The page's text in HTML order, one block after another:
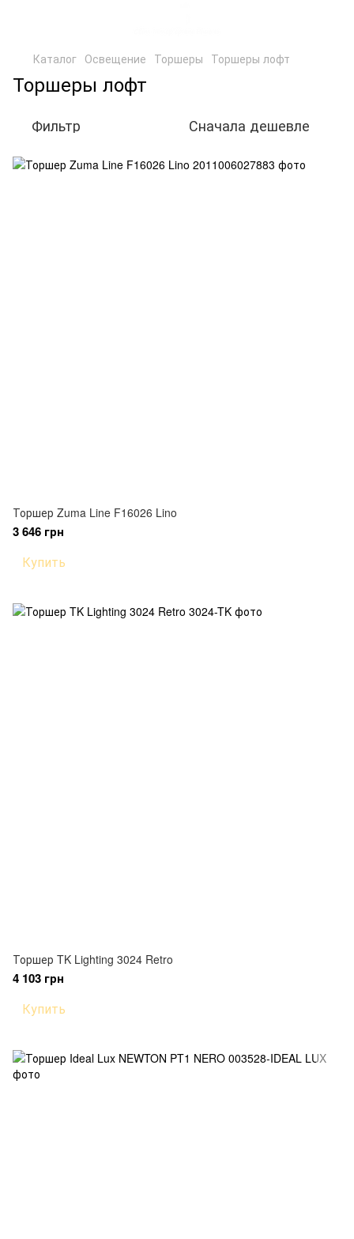
Каталог Освещение Торшеры Торшеры лофт
Торшеры лофт
Фильтр Сначала дешевле
Торшер Zuma Line F16026 Lino
3 646 грн
Купить
Торшер TK Lighting 3024 Retro
4 103 грн
Купить